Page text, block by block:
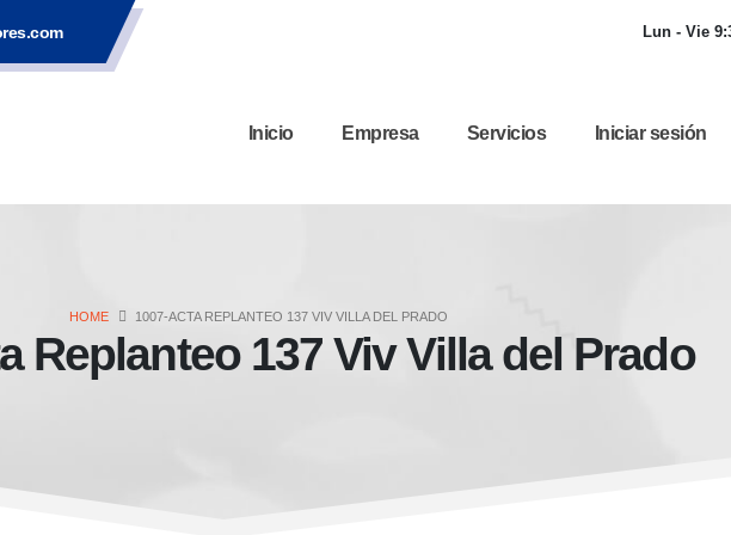
Lun - Vie
Inicio Empresa Servicios Iniciar sesión
HOME 1007-ACTA REPLANTEO 137 VIV VILLA DEL PRADO
Replanteo 137 Viv Villa del Prado